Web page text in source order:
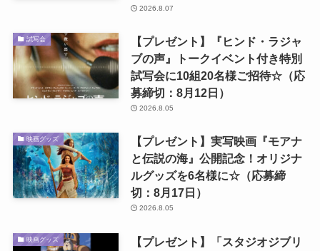
2026.8.07
試写会
【プレゼント】『ヒンド・ラジャ
ブの声』トークイベント付き特別
試写会に10組20名様ご招待☆（応
募締切：8月12日）
2026.8.05
映画グッズ
【プレゼント】実写映画『モアナ
と伝説の海』公開記念！オリジナ
ルグッズを6名様に☆（応募締
切：8月17日）
2026.8.05
映画グッズ
【プレゼント】「スタジオジブリ